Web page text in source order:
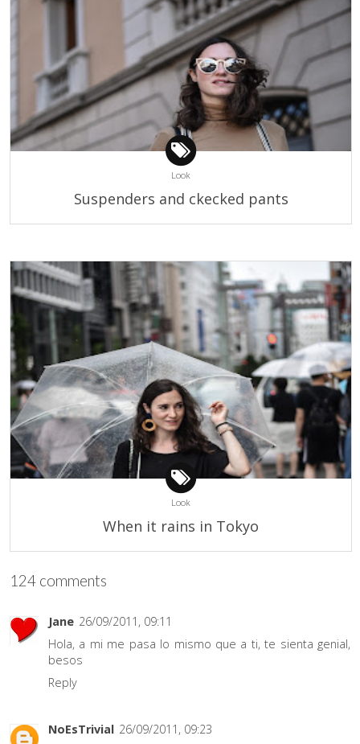
Look
Suspenders and ckecked pants
Look
When it rains in Tokyo
124 comments
Jane 26/09/2011, 09:11
Hola, a mi me pasa lo mismo que a ti, te sienta genial,
besos
Reply
NoEsTrivial 26/09/2011, 09:23